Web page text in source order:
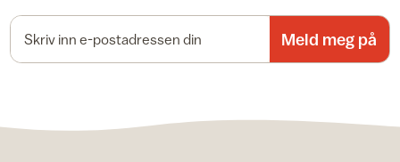
Meld meg på